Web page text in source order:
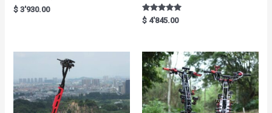
Rated
5.00
$ 3'930.00
Rated
5.00
$ 4'845.00